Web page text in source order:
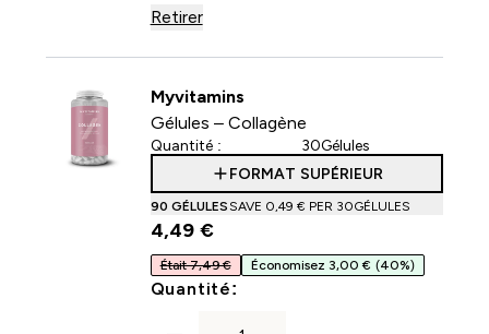
Retirer
Myvitamins
Gélules – Collagène
Quantité :
30Gélules
FORMAT SUPÉRIEUR
90 GÉLULESSAVE 0,49 €‎ PER 30GÉLULES
4,49 €‎
Était 7,49 € Économisez 3,00 € (40%)
Quantité: